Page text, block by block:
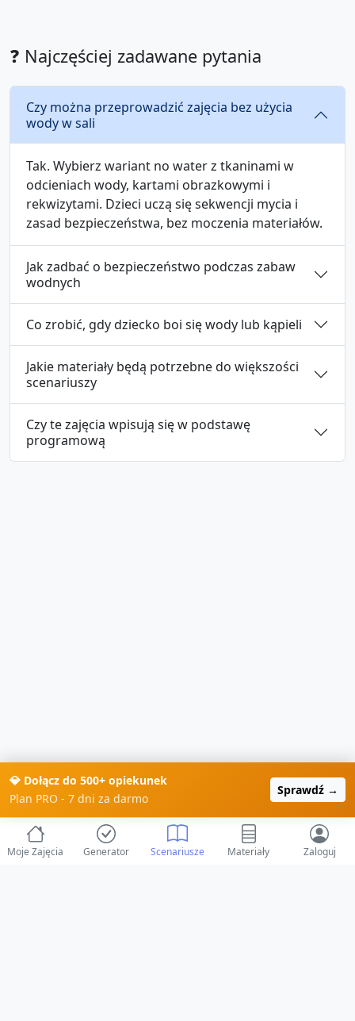
❓ Najczęściej zadawane pytania
Czy można przeprowadzić zajęcia bez użycia
wody w sali
Tak. Wybierz wariant no water z tkaninami w
odcieniach wody, kartami obrazkowymi i
rekwizytami. Dzieci uczą się sekwencji mycia i
zasad bezpieczeństwa, bez moczenia materiałów.
Jak zadbać o bezpieczeństwo podczas zabaw
wodnych
Co zrobić, gdy dziecko boi się wody lub kąpieli
Jakie materiały będą potrzebne do większości
scenariuszy
Czy te zajęcia wpisują się w podstawę
programową
💎 Dołącz do 500+ opiekunek
Plan PRO - 7 dni za darmo
Sprawdź →
Moje Zajęcia Generator Scenariusze Materiały Zaloguj